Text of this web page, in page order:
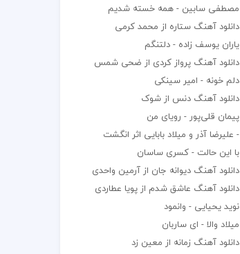
مصطفی سابین - همه خسته شدیم
دانلود آهنگ ستاره از محمد کرمی
یاران یوسف زاده - دلتنگم
دانلود آهنگ پرواز کردی از ضحی شمس
دلم خونه - امیر سینکی
دانلود آهنگ دنس از شوک
پیمان قلی‌پور - رویای من
- علیرضا آذر و میلاد بابایی اثر انگشت
با این حالت - کسری ساسان
دانلود آهنگ دیوانه جان از آرمین واحدی
دانلود آهنگ عاشق شدم از پویا عطاردی
نوید یحیایی - وانمود
میلاد والا - ای ساربان
دانلود آهنگ زمانه از معین زد